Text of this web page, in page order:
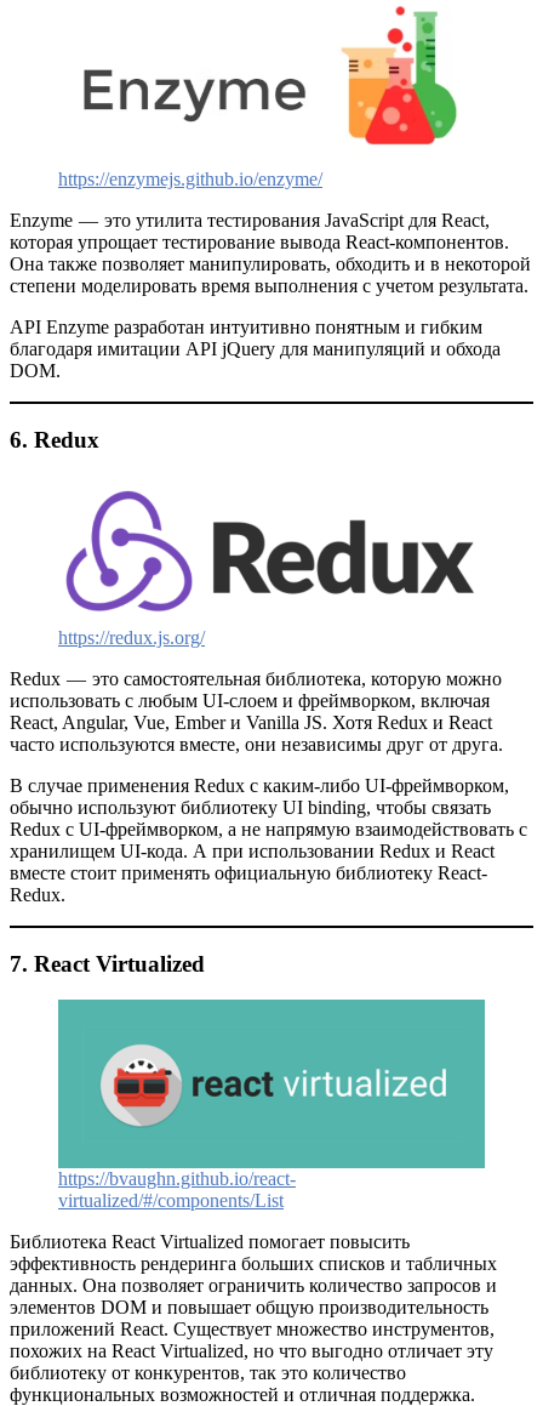
https://enzymejs.github.io/enzyme/
Enzyme — это утилита тестирования JavaScript для React,
которая упрощает тестирование вывода React-компонентов.
Она также позволяет манипулировать, обходить и в некоторой
степени моделировать время выполнения с учетом результата.
API Enzyme разработан интуитивно понятным и гибким
благодаря имитации API jQuery для манипуляций и обхода
DOM.
6. Redux
https://redux.js.org/
Redux — это самостоятельная библиотека, которую можно
использовать с любым UI-слоем и фреймворком, включая
React, Angular, Vue, Ember и Vanilla JS. Хотя Redux и React
часто используются вместе, они независимы друг от друга.
В случае применения Redux с каким-либо UI-фреймворком,
обычно используют библиотеку UI binding, чтобы связать
Redux с UI-фреймворком, а не напрямую взаимодействовать с
хранилищем UI-кода. А при использовании Redux и React
вместе стоит применять официальную библиотеку React-
Redux.
7. React Virtualized
https://bvaughn.github.io/react-
virtualized/#/components/List
Библиотека React Virtualized помогает повысить
эффективность рендеринга больших списков и табличных
данных. Она позволяет ограничить количество запросов и
элементов DOM и повышает общую производительность
приложений React. Существует множество инструментов,
похожих на React Virtualized, но что выгодно отличает эту
библиотеку от конкурентов, так это количество
функциональных возможностей и отличная поддержка.